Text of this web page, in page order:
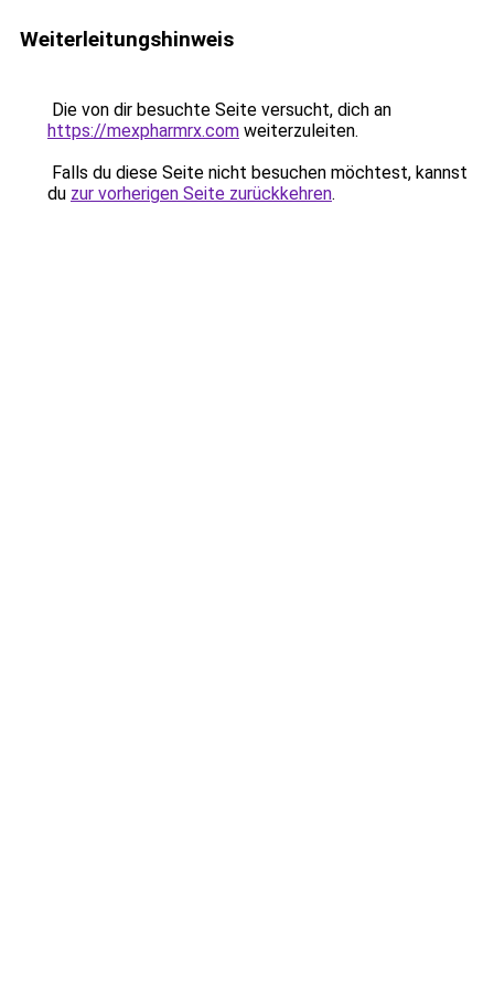
Weiterleitungshinweis
Die von dir besuchte Seite versucht, dich an
https://mexpharmrx.com weiterzuleiten.
Falls du diese Seite nicht besuchen möchtest, kannst
du zur vorherigen Seite zurückkehren.